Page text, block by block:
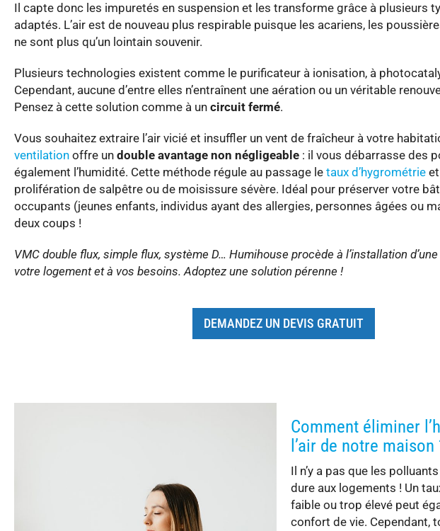
Il capte donc les impuretés en suspension et les transforme grâce à plusieurs
adaptés. L’air est de nouveau plus respirable puisque les acariens, les
ne sont plus qu’un lointain souvenir.
Plusieurs technologies existent comme le purificateur à ionisation, à
Cependant, aucune d’entre elles n’entraînent une aération ou un véritable
Pensez à cette solution comme à un circuit fermé.
Vous souhaitez extraire l’air vicié et insuffler un vent de fraîcheur à votre
ventilation offre un double avantage non négligeable : il vous débarrasse des
également l’humidité. Cette méthode régule au passage le taux d’hygrométrie
prolifération de salpêtre ou de moisissure sévère. Idéal pour préserver votre
occupants (jeunes enfants, individus ayant des allergies, personnes âgées ou
deux coups !
VMC double flux, simple flux, système D… Humihouse procède à l’installation
votre logement et à vos besoins. Adoptez une solution pérenne !
DEMANDEZ UN DEVIS GRATUIT
Comment éliminer
l’air de notre maison
Il n’y a pas que les
dure aux logements ! Un
faible ou trop élevé peut
confort de vie. Cependant,